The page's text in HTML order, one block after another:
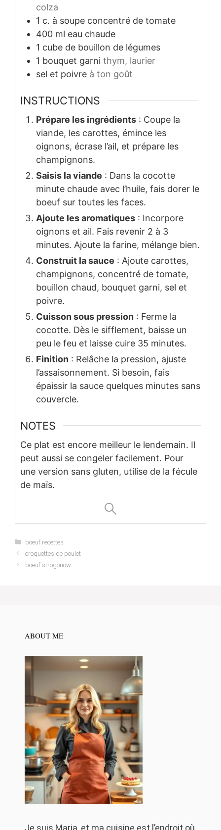
colza
1 c. à soupe concentré de tomate
400 ml eau chaude
1 cube de bouillon de légumes
1 bouquet garni thym, laurier
sel et poivre à ton goût
INSTRUCTIONS
Prépare les ingrédients : Coupe la
viande, les carottes, émince les
oignons, écrase l’ail, et prépare les
champignons.
Saisis la viande : Dans la cocotte
minute chaude avec l’huile, fais dorer le
boeuf sur toutes les faces.
Ajoute les aromatiques : Incorpore
oignons et ail. Fais revenir 2 à 3
minutes. Ajoute la farine, mélange bien.
Construit la sauce : Ajoute carottes,
champignons, concentré de tomate,
bouillon chaud, bouquet garni, sel et
poivre.
Cuisson sous pression : Ferme la
cocotte. Dès le sifflement, baisse un
peu le feu et laisse cuire 35 minutes.
Finition : Relâche la pression, ajuste
l’assaisonnement. Si besoin, fais
épaissir la sauce quelques minutes sans
couvercle.
NOTES
Ce plat est encore meilleur le lendemain. Il
peut aussi se congeler facilement. Pour
une version sans gluten, utilise de la fécule
de maïs.
Categories
boeuf recettes
croquettes de poulet
boeuf strogonow
ABOUT ME
Je suis Maria, et ma cuisine est l’endroit où